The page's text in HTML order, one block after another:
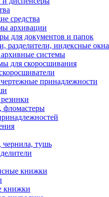
средства
архивации
для документов и папок
разделители, индексные окна
системы
для скоросшивания
принадлежности
фломастеры
тушь
книжки
книжки